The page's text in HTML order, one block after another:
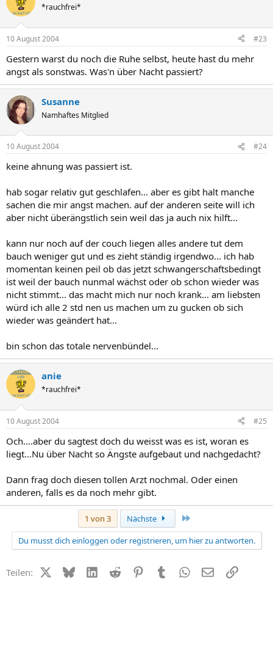
*rauchfrei*
10 August 2004 #23
Gestern warst du noch die Ruhe selbst, heute hast du mehr
angst als sonstwas. Was'n über Nacht passiert?
Susanne
Namhaftes Mitglied
10 August 2004 #24
keine ahnung was passiert ist.
hab sogar relativ gut geschlafen... aber es gibt halt manche
sachen die mir angst machen. auf der anderen seite will ich
aber nicht überängstlich sein weil das ja auch nix hilft...
kann nur noch auf der couch liegen alles andere tut dem
bauch weniger gut und es zieht ständig irgendwo... ich hab
momentan keinen peil ob das jetzt schwangerschaftsbedingt
ist weil der bauch nunmal wächst oder ob schon wieder was
nicht stimmt... das macht mich nur noch krank... am liebsten
würd ich alle 2 std nen us machen um zu gucken ob sich
wieder was geändert hat...
bin schon das totale nervenbündel...
anie
*rauchfrei*
10 August 2004 #25
Och....aber du sagtest doch du weisst was es ist, woran es
liegt...Nu über Nacht so Ängste aufgebaut und nachgedacht?
Dann frag doch diesen tollen Arzt nochmal. Oder einen
anderen, falls es da noch mehr gibt.
1 von 3 Nächste
Du musst dich einloggen oder registrieren, um hier zu antworten.
Teilen: X (Twitter)
BlueskyLinkedIn
Reddit PinterestTumblr WhatsApp
E-MailLink